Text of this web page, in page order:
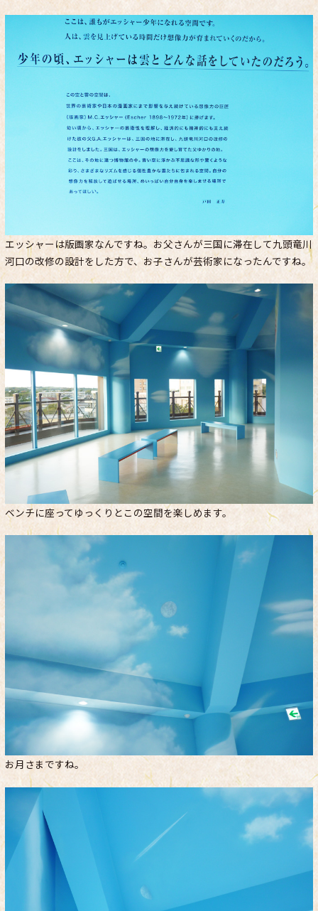
エッシャーは版画家なんですね。お父さんが三国に滞在して九頭竜川
河口の改修の設計をした方で、お子さんが芸術家になったんですね。
ベンチに座ってゆっくりとこの空間を楽しめます。
お月さまですね。